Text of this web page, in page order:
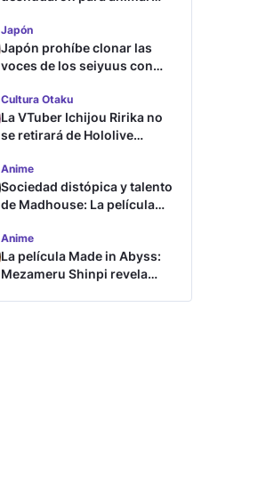
Japón
Japón prohíbe clonar las
voces de los seiyuus con
Cultura Otaku
La VTuber Ichijou Ririka no
se retirará de Hololive
Anime
Sociedad distópica y talento
de Madhouse: La película
tráiler
Anime
La película Made in Abyss:
Mezameru Shinpi revela